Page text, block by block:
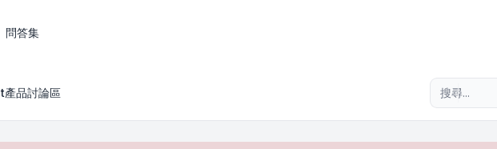
問答集
產品討論區